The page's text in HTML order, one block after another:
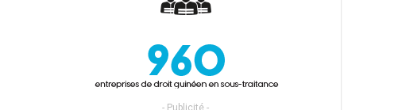
- Publicité -